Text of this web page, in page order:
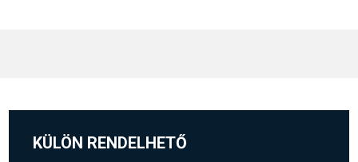
KÜLÖN RENDELHETŐ